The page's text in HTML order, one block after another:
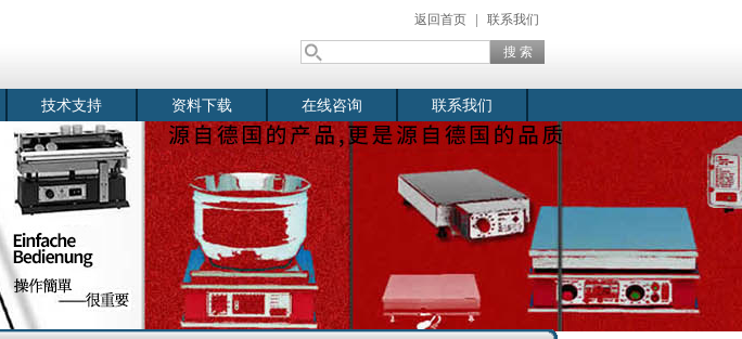
返回首页 联系我们
技术支持 资料下载 在线咨询 联系我们